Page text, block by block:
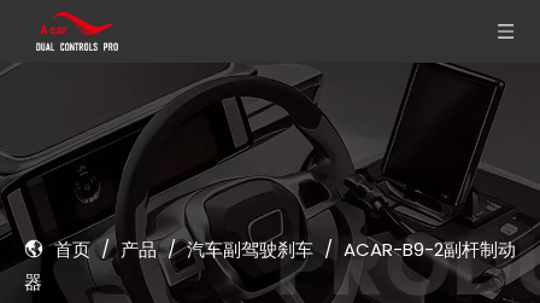
首页 / 产品 / 汽车副驾驶刹车 / ACAR-B9-2副杆制动
器